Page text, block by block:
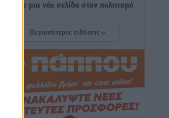
έγραψε μια νέα σελίδα στον πολιτισμό
Νοσοκομείου Ρόδου και αντιμετώπιση
των ελλείψεων προσωπικού
ανακοίνωσε ο Άδωνις Γεωργιάδης
Τοπικές Ειδήσεις πριν 7 ώρες
Περισσότερες ειδήσεις